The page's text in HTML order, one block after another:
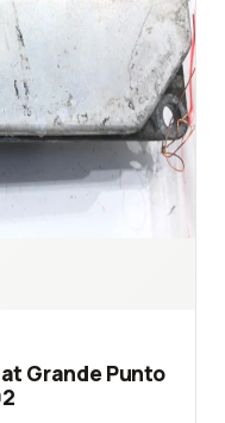
Grande Punto